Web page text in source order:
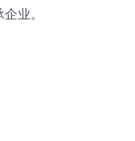
业。